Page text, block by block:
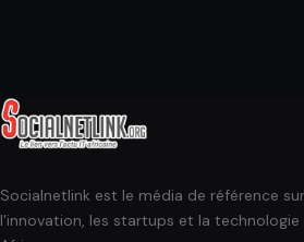
Socialnetlink est le média de référence sur
l'innovation, les startups et la technologie